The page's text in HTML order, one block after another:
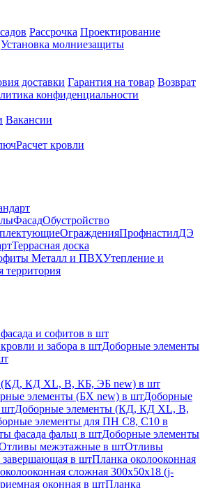
Рассрочка Проектирование
Установка молниезащиты
доставки Гарантия на товар Возврат
конфиденциальности
Вакансии
Расчет кровли
ФасадОбустройство
ОгражденияПрофнастилДЭ
Террасная доска
Металл и ПВХУтепление и
территория
и софитов в шт
и забора в штДоборные элементы
(КД, КД XL, В, КБ, ЭБ new) в шт
элементы (БХ new) в штДоборные
штДоборные элементы (КД, КД XL, В,
элементы для ПН С8, С10 в
фасада фальц в штДоборные элементы
межэтажные в штОтливы
завершающая в штПланка околооконная
сложная 300х50х18 (j-
оконная в штПланка